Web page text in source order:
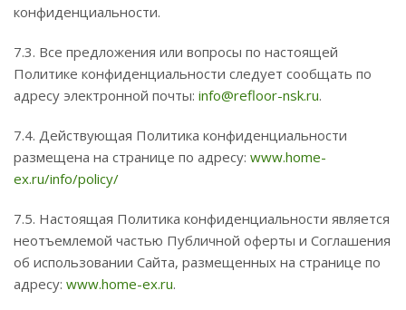
конфиденциальности.
7.3. Все предложения или вопросы по настоящей
Политике конфиденциальности следует сообщать по
адресу электронной почты: info@refloor-nsk.ru.
7.4. Действующая Политика конфиденциальности
размещена на странице по адресу: www.home-
ex.ru/info/policy/
7.5. Настоящая Политика конфиденциальности является
неотъемлемой частью Публичной оферты и Соглашения
об использовании Сайта, размещенных на странице по
адресу: www.home-ex.ru.